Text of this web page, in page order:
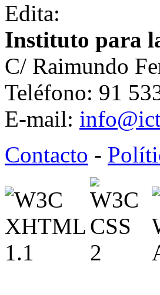
Edita:
Instituto para
C/ Raimundo
Teléfono: 91
E-mail:
Contacto -